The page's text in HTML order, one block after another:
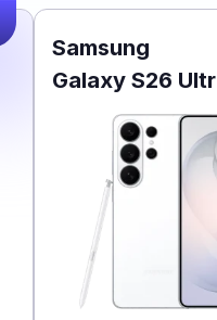
Samsung
Galaxy S26